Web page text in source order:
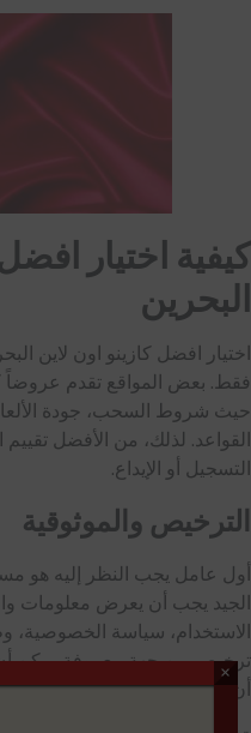
كيفية اختيار
البحرين
اختيار افضل كازينو اون لاين
فقط. بعض المواقع تقدم عروضاً
حيث شروط السحب، جودة
القواعد. لذلك، من الأفضل
التسجيل أو الإيداع.
الترخيص والموثوقية
أول عامل يجب النظر إليه هو
الجيد يجب أن يعرض معلومات
الاستخدام، سياسة الخصوصية،
ترخيص من جهة معروفة يمكن أن
أن اللاعب يجب أن يتجاهل
×